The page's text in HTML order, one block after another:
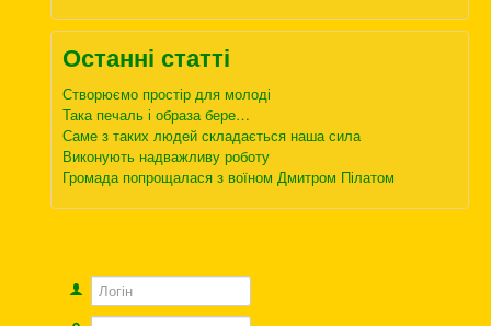
Останні статті
Створюємо простір для молоді
Така печаль і образа бере…
Саме з таких людей складається наша сила
Виконують надважливу роботу
Громада попрощалася з воїном Дмитром Пілатом
Логін